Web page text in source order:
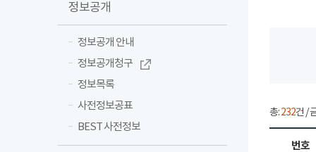
정보공개
정보공개 안내
정보공개청구
정보목록
사전정보공표
BEST 사전정보
총:232건 /
번호